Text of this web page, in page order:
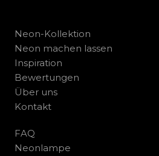
Neon-Kollektion
Neon machen lassen
Inspiration
Bewertungen
Über uns
Kontakt
FAQ
Neonlampe